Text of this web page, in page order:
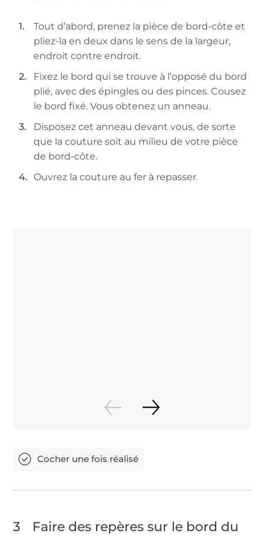
Tout d’abord, prenez la pièce de bord-côte et
pliez-la en deux dans le sens de la largeur,
endroit contre endroit.
Fixez le bord qui se trouve à l’opposé du bord
plié, avec des épingles ou des pinces. Cousez
le bord fixé. Vous obtenez un anneau.
Disposez cet anneau devant vous, de sorte
que la couture soit au milieu de votre pièce
de bord-côte.
Ouvrez la couture au fer à repasser.
3
Faire des repères sur le bord du